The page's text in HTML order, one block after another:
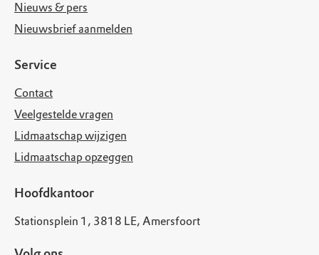
Nieuws & pers
Nieuwsbrief aanmelden
Service
Contact
Veelgestelde vragen
Lidmaatschap wijzigen
Lidmaatschap opzeggen
Hoofdkantoor
Stationsplein 1, 3818 LE, Amersfoort